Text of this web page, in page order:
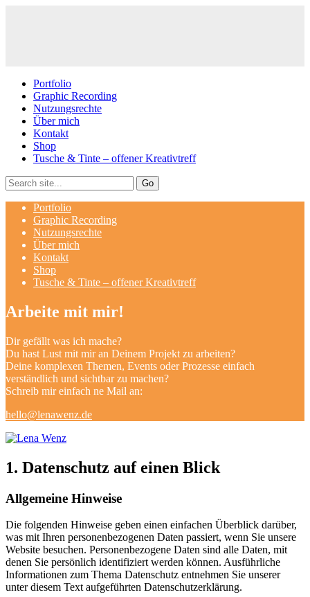
Portfolio
Graphic Recording
Nutzungsrechte
Über mich
Kontakt
Shop
Tusche & Tinte – offener Kreativtreff
Portfolio
Graphic Recording
Nutzungsrechte
Über mich
Kontakt
Shop
Tusche & Tinte – offener Kreativtreff
Arbeite mit mir!
Dir gefällt was ich mache?
Du hast Lust mit mir an Deinem Projekt zu arbeiten?
Deine komplexen Themen, Events oder Prozesse einfach
verständlich und sichtbar zu machen?
Schreib mir einfach ne Mail an:
hello@lenawenz.de
1. Datenschutz auf einen Blick
Allgemeine Hinweise
Die folgenden Hinweise geben einen einfachen Überblick darüber,
was mit Ihren personenbezogenen Daten passiert, wenn Sie unsere
Website besuchen. Personenbezogene Daten sind alle Daten, mit
denen Sie persönlich identifiziert werden können. Ausführliche
Informationen zum Thema Datenschutz entnehmen Sie unserer
unter diesem Text aufgeführten Datenschutzerklärung.